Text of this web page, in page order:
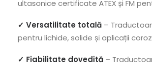
ultasonice certificate ATEX și FM
✓ Versatilitate totală –
pentru lichide, solide și aplicații
✓ Fiabilitate dovedită –